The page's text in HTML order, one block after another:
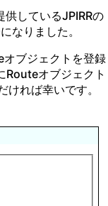
しているJPIRRの
なりました。
オブジェクトを登録
Routeオブジェクト
れば幸いです。